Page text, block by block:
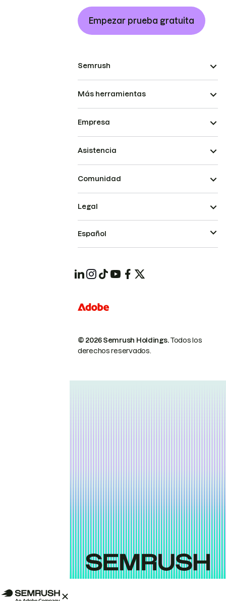
Empezar prueba gratuita
Semrush
Más herramientas
Empresa
Asistencia
Comunidad
© 2026 Semrush Holdings.Todos los
derechos reservados.
Legal
Español